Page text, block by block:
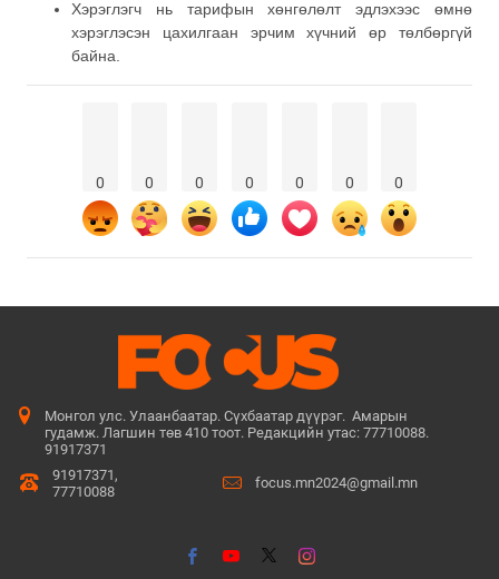
Хэрэглэгч нь тарифын хөнгөлөлт эдлэхээс өмнө
хэрэглэсэн цахилгаан эрчим хүчний өр төлбөргүй
байна.
0 0 0 0 0 0 0
Монгол улс. Улаанбаатар. Сүхбаатар дүүрэг. Амарын
гудамж. Лагшин төв 410 тоот. Редакцийн утас: 77710088.
91917371
91917371,
77710088
focus.mn2024@gmail.mn